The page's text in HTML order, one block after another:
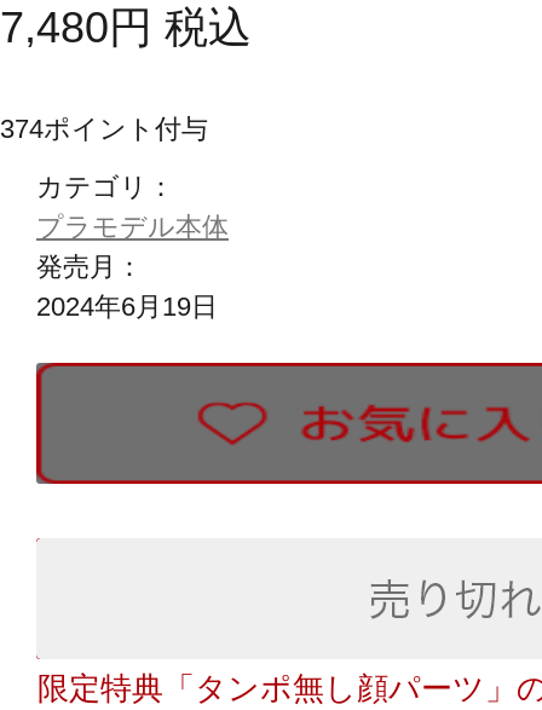
7,480円 税込
374ポイント付与
カテゴリ：
プラモデル本体
発売月：
2024年6月19日
限定特典「タンポ無し顔パーツ」